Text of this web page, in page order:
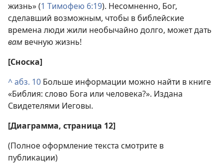
жизнь» (1 Тимофею 6:19). Несомненно, Бог,
сделавший возможным, чтобы в библейские
времена люди жили необычайно долго, может дать
вам вечную жизнь!
[Сноска]
^абз. 10 Больше информации можно найти в книге
«Библия: слово Бога или человека?». Издана
Свидетелями Иеговы.
[Диаграмма, страница 12]
(Полное оформление текста смотрите в
публикации)